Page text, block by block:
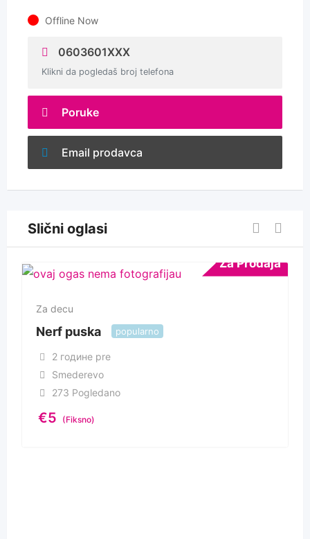
Offline Now
0603601XXX
Klikni da pogledaš broj telefona
Poruke
Email prodavca
Slični oglasi
Za Prodaja
Za decu
Nerf puska popularno
2 године pre
Smederevo
273 Pogledano
€5 (Fiksno)